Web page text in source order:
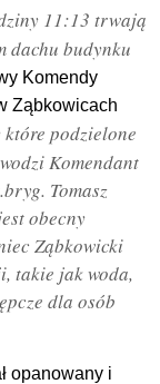
11:13 trwają
dachu budynku
Komendy
Ząbkowicach
podzielone
Komendant
Tomasz
obecny
Ząbkowicki
takie jak woda,
dla osób
opanowany i